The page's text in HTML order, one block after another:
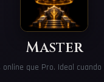
Master
online que Pro. Ideal